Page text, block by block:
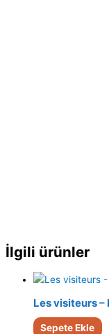
İlgili ürünler
Les visiteurs
Sepete Ekle